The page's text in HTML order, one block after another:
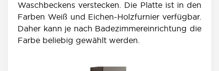
Waschbeckens verstecken. Die Platte ist in den
Farben Weiß und Eichen-Holzfurnier verfügbar.
Daher kann je nach Badezimmereinrichtung die
Farbe beliebig gewählt werden.